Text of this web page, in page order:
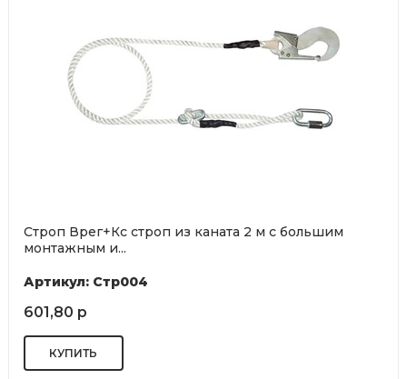
Строп Врег+Кс строп из каната 2 м с большим
монтажным и...
Артикул: Стр004
601,80 р